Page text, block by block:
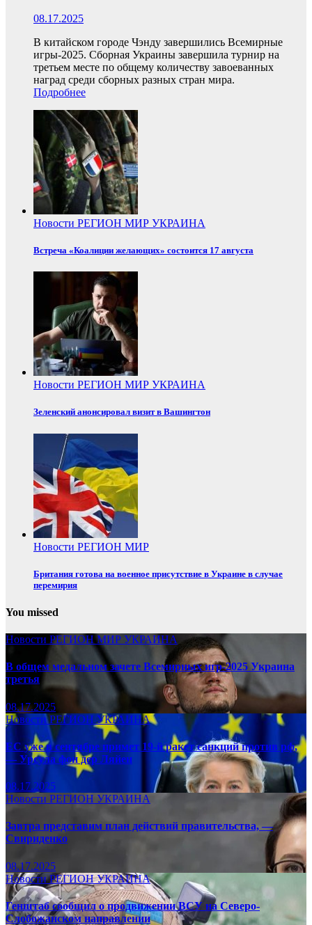
08.17.2025
В китайском городе Чэнду завершились Всемирные
игры-2025. Сборная Украины завершила турнир на
третьем месте по общему количеству завоеванных
наград среди сборных разных стран мира.
Подробнее
Новости РЕГИОН МИР УКРАИНА
Встреча «Коалиции желающих» состоится 17 августа
Новости РЕГИОН МИР УКРАИНА
Зеленский анонсировал визит в Вашингтон
Новости РЕГИОН МИР
Британия готова на военное присутствие в Украине в случае
перемирия
You missed
Новости РЕГИОНМИР УКРАИНА
В общем медальном зачете Всемирных игр-2025 Украина
третья
08.17.2025
НовостиРЕГИОНУКРАИНА
ЕС уже в сентябре примет 19-й ракет санкций против рф,
— Урсула фон дер Ляйен
08.17.2025
Новости РЕГИОН УКРАИНА
Завтра представим план действий правительства, —
Свириденко
08.17.2025
НовостиРЕГИОНУКРАИНА
Генштаб сообщил о продвижении ВСУ на Северо-
Слобожанском направлении